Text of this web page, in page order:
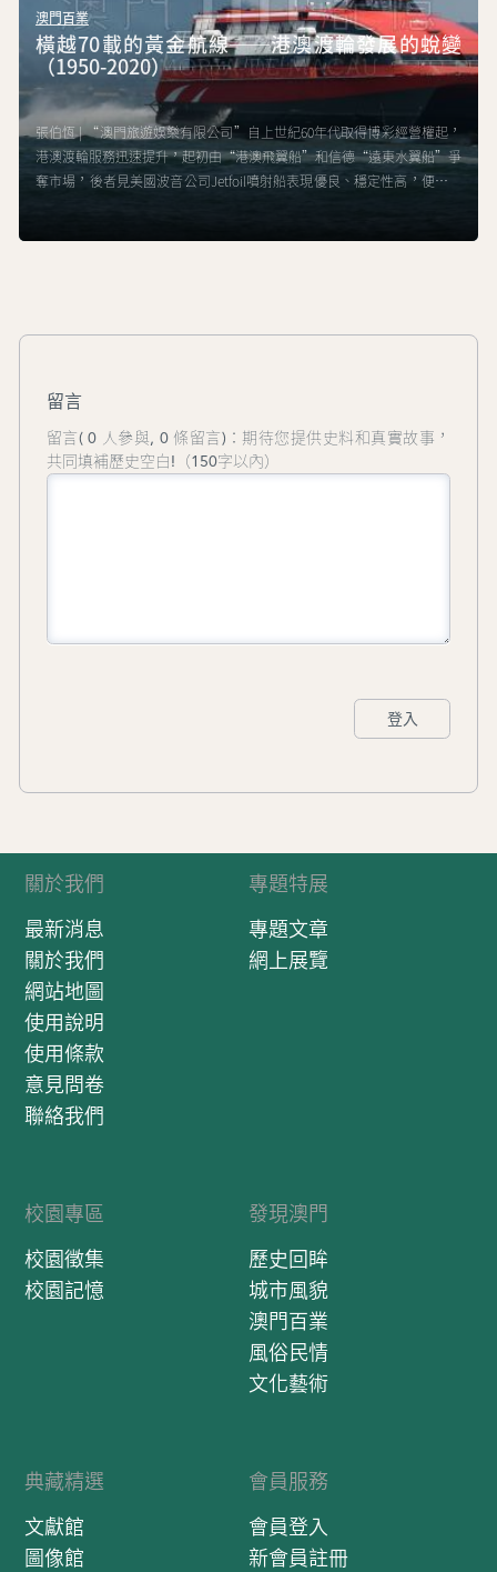
澳門百業
橫越70載的黃金航線──港澳渡輪發展的蛻變
（1950-2020）
張伯恆 | “澳門旅遊娛樂有限公司”自上世紀60年代取得博彩經營權起，
港澳渡輪服務迅速提升，起初由“港澳飛翼船”和信德“遠東水翼船”爭
奪市場，後者見美國波音公司Jetfoil噴射船表現優良、穩定性高，便無懼
留言
留言( 0 人參與, 0 條留言)：期待您提供史料和真實故事，
共同填補歷史空白!（150字以內）
登入
關於我們
最新消息
關於我們
網站地圖
使用說明
使用條款
意見問卷
聯絡我們
專題特展
專題文章
網上展覽
校園專區
校園徵集
校園記憶
發現澳門
歷史回眸
城市風貌
澳門百業
風俗民情
文化藝術
典藏精選
文獻館
圖像館
會員服務
會員登入
新會員註冊